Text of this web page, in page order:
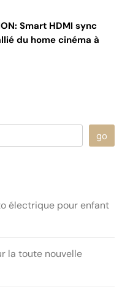
Smart HDMI sync
du home cinéma à
go
électrique pour enfant
la toute nouvelle